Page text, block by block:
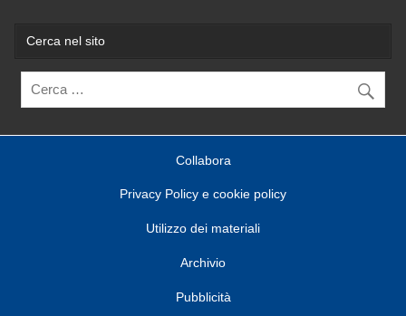
Cerca nel sito
Collabora
Privacy Policy e cookie policy
Utilizzo dei materiali
Archivio
Pubblicità